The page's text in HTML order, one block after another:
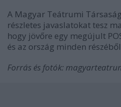
A Magyar Teátrumi
részletes javaslatokat tesz
hogy jövőre egy megújult
és az ország minden
Forrás és fotók: